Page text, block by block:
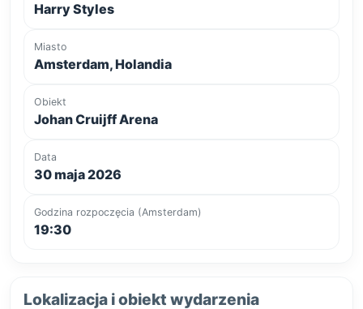
Harry Styles
Miasto
Amsterdam, Holandia
Obiekt
Johan Cruijff Arena
Data
30 maja 2026
Godzina rozpoczęcia (Amsterdam)
19:30
Lokalizacja i obiekt wydarzenia